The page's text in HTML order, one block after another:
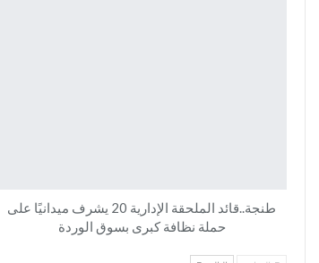
طنجة..قائد الملحقة الإدارية 20 يشرف ميدانيًا على
حملة نظافة كبرى بسوق الوردة